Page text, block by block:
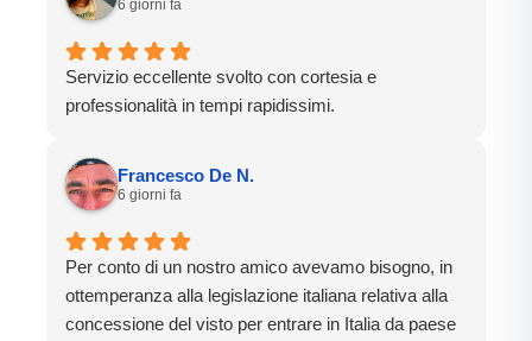
6 giorni fa
Servizio eccellente svolto con cortesia e
professionalità in tempi rapidissimi.
Francesco De N.
6 giorni fa
Per conto di un nostro amico avevamo bisogno, in
ottemperanza alla legislazione italiana relativa alla
concessione del visto per entrare in Italia da paese